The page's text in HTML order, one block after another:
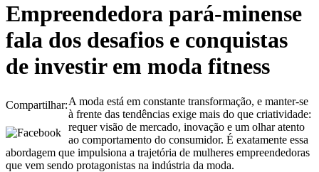
Empreendedora pará-minense
fala dos desafios e conquistas
de investir em moda fitness
Compartilhar:A moda está em constante transformação, e manter-se
à frente das tendências exige mais do que criatividade:
requer visão de mercado, inovação e um olhar atento
ao comportamento do consumidor. É exatamente essa
abordagem que impulsiona a trajetória de mulheres empreendedoras
que vem sendo protagonistas na indústria da moda.